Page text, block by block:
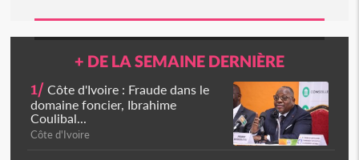
+ DE LA SEMAINE DERNIÈRE
1/ Côte d'Ivoire : Fraude dans le
domaine foncier, Ibrahime
Coulibal...
Côte d'Ivoire